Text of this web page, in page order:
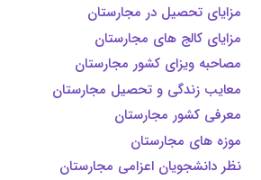
مزایای تحصیل در مجارستان
مزایای کالج های مجارستان
مصاحبه ویزای کشور مجارستان
معایب زندگی و تحصیل مجارستان
معرفی کشور مجارستان
موزه های مجارستان
نظر دانشجویان اعزامی مجارستان